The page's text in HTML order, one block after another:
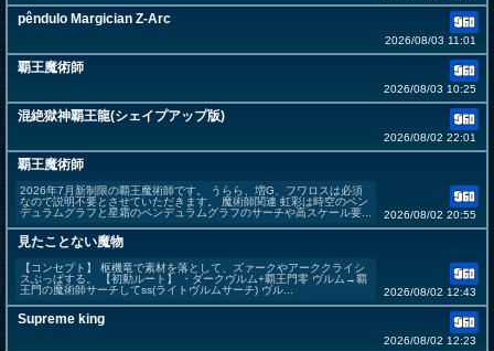
pêndulo Margician Z-Arc
2026/08/03 11:01
覇王魔術師
2026/08/03 10:25
混絶獄神覇王龍(シェイプアップ版)
2026/08/02 22:01
覇王魔術師
2026年7月新制限の覇王魔術師です。 うらら、増G、フワロスは必須
なので説明不要とさせていただきます。 魔術師関連 虹彩は時空のペン
デュラムグラフと星霜のペンデュラムグラフのサーチや高スケール要...
2026/08/02 20:55
見たことない魔物
【コンセプト】 枢機竜で素材を落として、ズァークやアーククライシ
スぶっぱする。 【初動ルート】 ・ダークヴルム+覇王門零 ヴルム→覇
王門の魔術師サーチしてss(ライトヴルムサーチ) ヴル...
2026/08/02 12:43
Supreme king
2026/08/02 12:23